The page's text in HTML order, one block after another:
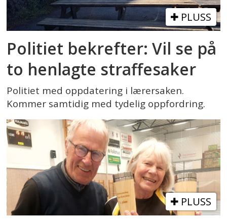
PLUSS
Politiet bekrefter: Vil se på
to henlagte straffesaker
Politiet med oppdatering i lærersaken.
Kommer samtidig med tydelig oppfordring.
PLUSS